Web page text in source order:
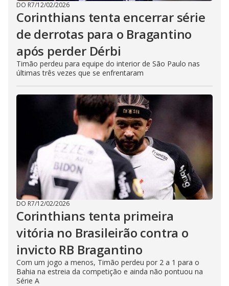
DO R7/12/02/2026
Corinthians tenta encerrar série
de derrotas para o Bragantino
após perder Dérbi
Timão perdeu para equipe do interior de São Paulo nas
últimas três vezes que se enfrentaram
DO R7/12/02/2026
Corinthians tenta primeira
vitória no Brasileirão contra o
invicto RB Bragantino
Com um jogo a menos, Timão perdeu por 2 a 1 para o
Bahia na estreia da competição e ainda não pontuou na
Série A